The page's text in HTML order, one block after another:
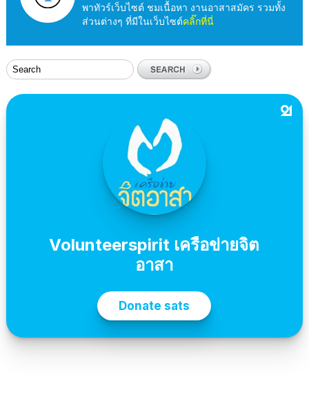
พาทัวร์เว็บไซต์ ชมเนื้อหา งานอาสาสมัคร รวมทั้ง
ส่วนต่างๆ ที่มีในเว็บไซต์คลิ๊กที่นี่